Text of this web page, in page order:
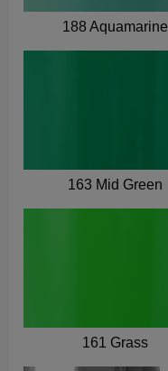
188 Aquamarine
163 Mid Green
161 Grass